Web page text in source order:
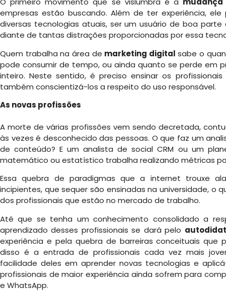
empresas estão buscando. Além de ter experiência,
diversas tecnologias atuais, ser um usuário de boa
diante de tantas distrações proporcionadas por essa
Quem trabalha na área de marketing digital sabe o
pode consumir de tempo, ou ainda quanto se perde em
inteiro. Neste sentido, é preciso ensinar os
também conscientizá-los a respeito do uso responsável.
As novas profissões
A morte de várias profissões vem sendo decretada,
às vezes é desconhecido das pessoas. O que faz um
de conteúdo? E um analista de social CRM ou um
matemático ou estatístico trabalha realizando métricas
Essa quebra de paradigmas que a internet trouxe
incipientes, que sequer são ensinadas na universidade, o
dos profissionais que estão no mercado de trabalho.
Até que se tenha um conhecimento consolidado a
aprendizado desses profissionais se dará pelo
experiência e pela quebra de barreiras conceituais que
disso é a entrada de profissionais cada vez mais
facilidade deles em aprender novas tecnologias e
profissionais de maior experiência ainda sofrem para
e WhatsApp.